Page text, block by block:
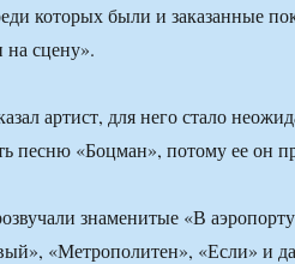
которых были и заказанные
на сцену».
артист, для него стало
песню «Боцман», потому ее он
знаменитые «В
«Метрополитен», «Если» и